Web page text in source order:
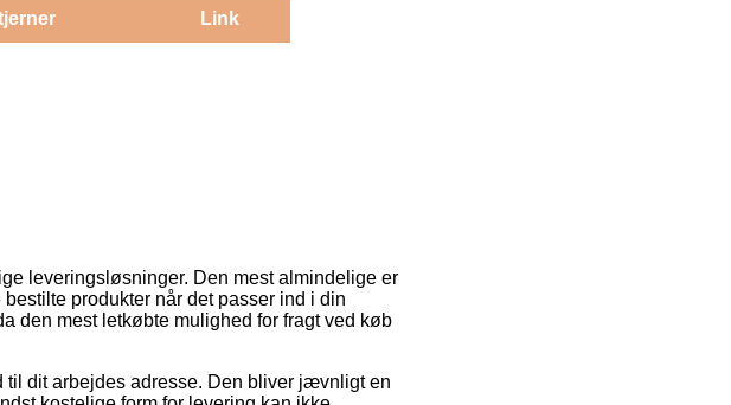
Link
leveringsløsninger. Den mest almindelige er
produkter når det passer ind i din
den mest letkøbte mulighed for fragt ved køb
dit arbejdes adresse. Den bliver jævnligt en